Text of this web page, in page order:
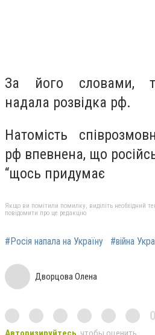
За його словами,
надала розвідка рф.
Натомість
рф впевнена, що
“щось придумає
Якщо ви помітили помилку, виділіть необхідний
повідомити про це редакцію
#Росія напала на Україну #війна
Дворцова Олена